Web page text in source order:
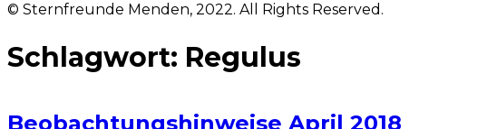
© Sternfreunde Menden, 2022. All Rights Reserved.
Schlagwort: Regulus
Beobachtungshinweise April 2018